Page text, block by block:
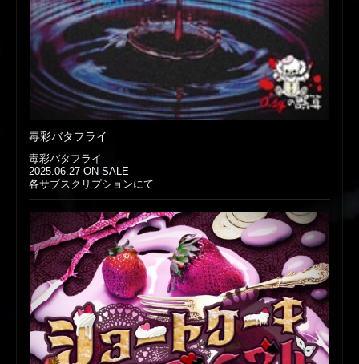
毒彩バタフライ
毒彩バタフライ
2025.06.27 ON SALE
各サブスクリプションにて